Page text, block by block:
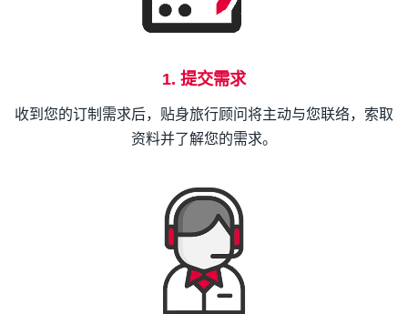
1. 提交需求
收到您的订制需求后，贴身旅行顾问将主动与您联络，索取
资料并了解您的需求。